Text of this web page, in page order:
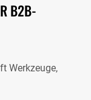
B2B-
Werkzeuge,